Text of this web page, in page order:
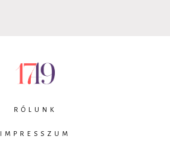
RÓLUNK
IMPRESSZUM